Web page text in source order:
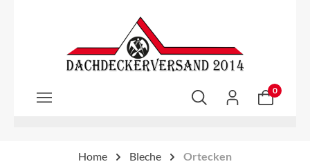
Zum Hauptinhalt springen
0
Home Bleche Ortecken